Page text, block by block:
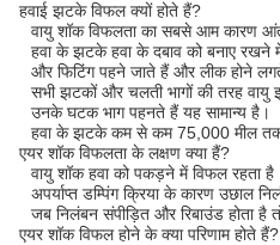
हवाई झटके विफल क्यों होते हैं?
वायु शॉक विफलता का सबसे आम कारण
हवा के झटके हवा के दबाव को बनाए रखने
और फिटिंग पहने जाते हैं और लीक होने
सभी झटकों और चलती भागों की तरह
उनके घटक भाग पहनते हैं यह सामान्य है।
हवा के झटके कम से कम 75,000 मील तक
एयर शॉक विफलता के लक्षण क्या हैं?
वायु शॉक हवा को पकड़ने में विफल रहता
अपर्याप्त डम्पिंग क्रिया के कारण उछाल
जब निलंबन संपीड़ित और रिबाउंड होता है
एयर शॉक विफल होने के क्या परिणाम होते हैं?